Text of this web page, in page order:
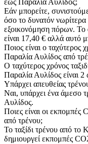
έως Παραλία Αυλίδος;
Εάν μπορείτε,
όσο το δυνατόν
εξοικονόμηση πόρων. Το
είναι 17,40 € αλλά αυτό
Ποιος είναι ο ταχύτερος
Παραλία Αυλίδος από
Ο ταχύτερος χρόνος
Παραλία Αυλίδος είναι
Υπάρχει απευθείας
Ναι, υπάρχει ένα άμεσο
Αυλίδος.
Ποιες είναι οι
από τρένου;
Το ταξίδι τρένου από το
δημιουργεί εκπομπές